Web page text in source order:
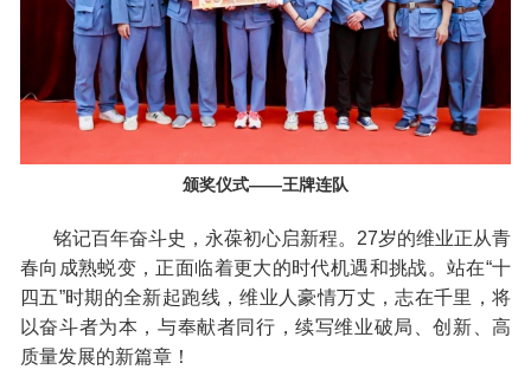
颁奖仪式——王牌连队
铭记百年奋斗史，永葆初心启新程。27岁的维业正从青
春向成熟蜕变，正面临着更大的时代机遇和挑战。站在“十
四五”时期的全新起跑线，维业人豪情万丈，志在千里，将
以奋斗者为本，与奉献者同行，续写维业破局、创新、高
质量发展的新篇章！